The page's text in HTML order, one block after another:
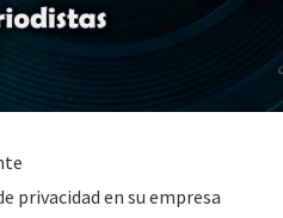
privacidad en su empresa